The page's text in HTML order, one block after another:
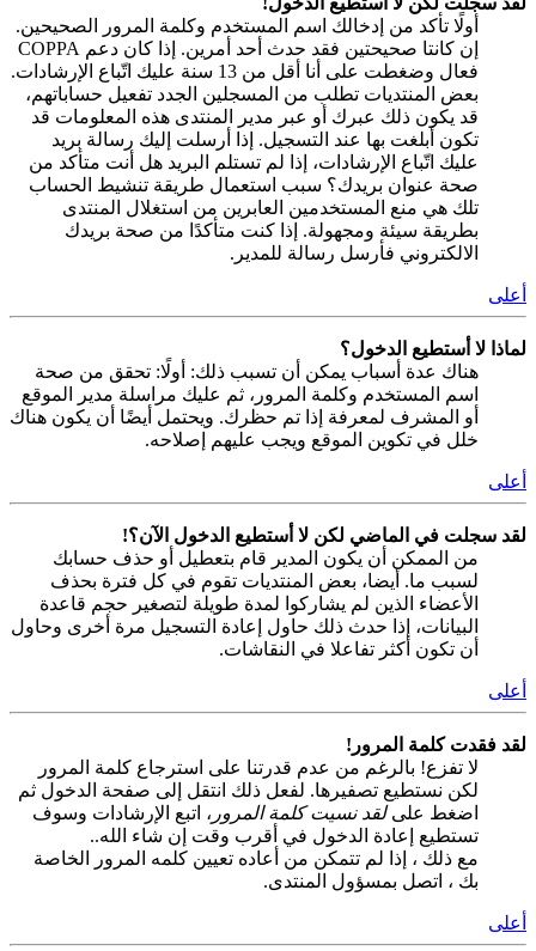
أولًا تأكد من إدخالك اسم المستخدم وكلمة المرور الصحيحين.
إن كانتا صحيحتين فقد حدث أحد أمرين. إذا كان دعم COPPA
فعال وضغطت على أنا أقل من 13 سنة عليك اتّباع الإرشادات.
بعض المنتديات تطلب من المسجلين الجدد تفعيل حساباتهم،
قد يكون ذلك عبرك أو عبر مدير المنتدى هذه المعلومات قد
تكون أبلغت بها عند التسجيل. إذا أرسلت إليك رسالة بريد
عليك اتّباع الإرشادات، إذا لم تستلم البريد هل أنت متأكد من
صحة عنوان بريدك؟ سبب استعمال طريقة تنشيط الحساب
تلك هي منع المستخدمين العابرين من استغلال المنتدى
بطريقة سيئة ومجهولة. إذا كنت متأكدًا من صحة بريدك
الالكتروني فأرسل رسالة للمدير.
أعلى
لماذا لا أستطيع الدخول؟
هناك عدة أسباب يمكن أن تسبب ذلك: أولًا: تحقق من صحة
اسم المستخدم وكلمة المرور، ثم عليك مراسلة مدير الموقع
أو المشرف لمعرفة إذا تم حظرك. ويحتمل أيضًا أن يكون هناك
خلل في تكوين الموقع ويجب عليهم إصلاحه.
أعلى
لقد سجلت في الماضي لكن لا أستطيع الدخول الآن؟!
من الممكن أن يكون المدير قام بتعطيل أو حذف حسابك
لسبب ما. أيضا، بعض المنتديات تقوم في كل فترة بحذف
الأعضاء الذين لم يشاركوا لمدة طويلة لتصغير حجم قاعدة
البيانات، إذا حدث ذلك حاول إعادة التسجيل مرة أخرى وحاول
أن تكون أكثر تفاعلا في النقاشات.
أعلى
لقد فقدت كلمة المرور!
لا تفزع! بالرغم من عدم قدرتنا على استرجاع كلمة المرور
لكن نستطيع تصفيرها. لفعل ذلك انتقل إلى صفحة الدخول ثم
اضغط علىلقد نسيت كلمة المرور ، اتبع الإرشادات وسوف
تستطيع إعادة الدخول في أقرب وقت إن شاء الله..
مع ذلك ، إذا لم تتمكن من أعاده تعيين كلمه المرور الخاصة
بك ، اتصل بمسؤول المنتدى.
أعلى